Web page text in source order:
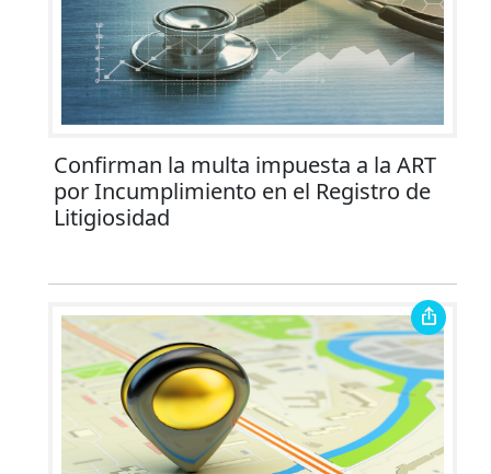
Confirman la multa impuesta a la ART
por Incumplimiento en el Registro de
Litigiosidad